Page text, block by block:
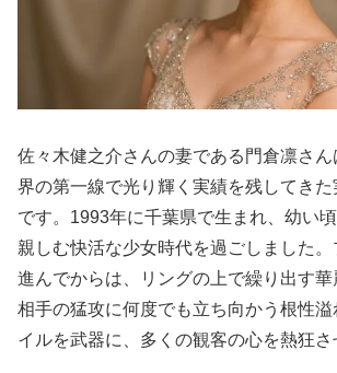
佐々木健之介さんの妻である門倉凛さ
界の第一線で光り輝く実績を残してき
です。1993年に千葉県で生まれ、幼い
親しむ快活な少女時代を過ごしました。
進んでからは、リングの上で繰り出す華
相手の猛攻に何度でも立ち向かう根性
イルを武器に、多くの観客の心を熱狂さ